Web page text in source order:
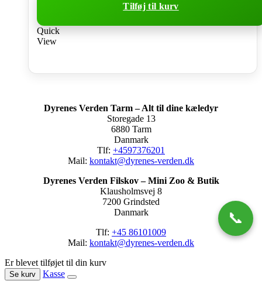
Tilføj til kurv
Quick
View
Dyrenes Verden Tarm – Alt til dine kæledyr
Storegade 13
6880 Tarm
Danmark
Tlf: +4597376201
Mail: kontakt@dyrenes-verden.dk
Dyrenes Verden Filskov – Mini Zoo & Butik
Klausholmsvej 8
7200 Grindsted
Danmark
Tlf: +45 86101009
Mail: kontakt@dyrenes-verden.dk
Er blevet tilføjet til din kurv
Se kurv Kasse
📞